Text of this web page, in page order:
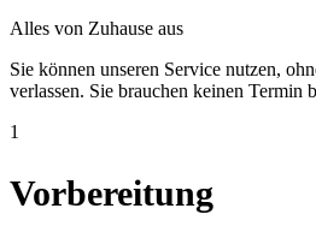
Alles von Zuhause aus
Sie können unseren Service nutzen,
verlassen. Sie brauchen keinen Termin
1
Vorbereitung